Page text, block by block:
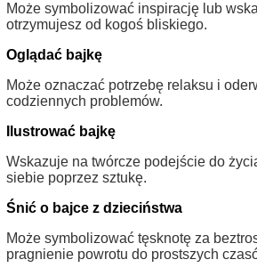
Może symbolizować inspirację lub
otrzymujesz od kogoś bliskiego.
Oglądać bajkę
Może oznaczać potrzebę relaksu i
codziennych problemów.
Ilustrować bajkę
Wskazuje na twórcze podejście do
siebie poprzez sztukę.
Śnić o bajce z dzieciństwa
Może symbolizować tęsknotę za
pragnienie powrotu do prostszych